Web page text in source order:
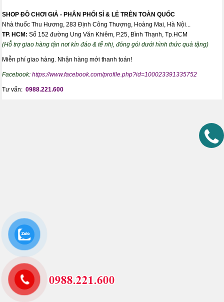
SHOP ĐỒ CHƠI GIẢ - PHÂN PHỐI SỈ & LẺ TRÊN TOÀN QUỐC
Nhà thuốc Thu Hương, 283 Định Công Thượng, Hoàng Mai, Hà Nội...
TP. HCM: Số 152 đường Ung Văn Khiêm, P.25, Bình Thạnh, Tp.HCM
(Hỗ trợ giao hàng tận nơi kín đáo & tế nhị, đóng gói dưới hình thức quà tặng)
Miễn phí giao hàng. Nhận hàng mới thanh toán!
Facebook:https://www.facebook.com/profile.php?id=100023391335752
Tư vấn:0988.221.600